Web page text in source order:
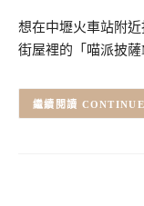
想在中壢火車站附
街屋裡的「喵派披